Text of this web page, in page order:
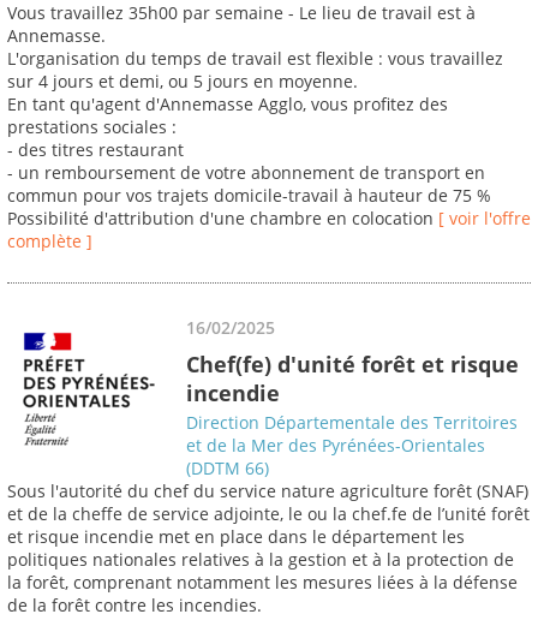
Vous travaillez 35h00 par semaine - Le lieu de travail est à
Annemasse.
L'organisation du temps de travail est flexible : vous travaillez
sur 4 jours et demi, ou 5 jours en moyenne.
En tant qu'agent d'Annemasse Agglo, vous profitez des
prestations sociales :
- des titres restaurant
- un remboursement de votre abonnement de transport en
commun pour vos trajets domicile-travail à hauteur de 75 %
Possibilité d'attribution d'une chambre en colocation [ voir l'offre
complète ]
16/02/2025
Chef(fe) d'unité forêt et risque
incendie
Direction Départementale des Territoires
et de la Mer des Pyrénées-Orientales
(DDTM 66)
Sous l'autorité du chef du service nature agriculture forêt (SNAF)
et de la cheffe de service adjointe, le ou la chef.fe de l’unité forêt
et risque incendie met en place dans le département les
politiques nationales relatives à la gestion et à la protection de
la forêt, comprenant notamment les mesures liées à la défense
de la forêt contre les incendies.